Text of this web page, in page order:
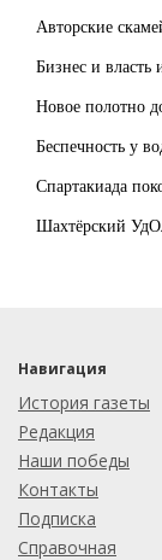
Авторские
Бизнес и власть
Новое полотно
Беспечность у
Спартакиада
Шахтёрский
Навигация
История газеты
Редакция
Наши победы
Контакты
Подписка
Справочная